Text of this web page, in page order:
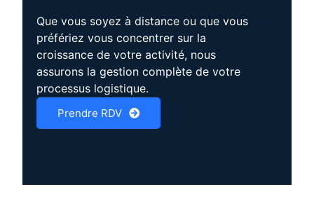
Que vous soyez à distance ou que vous
préfériez vous concentrer sur la
croissance de votre activité, nous
assurons la gestion complète de votre
processus logistique.
Prendre RDV